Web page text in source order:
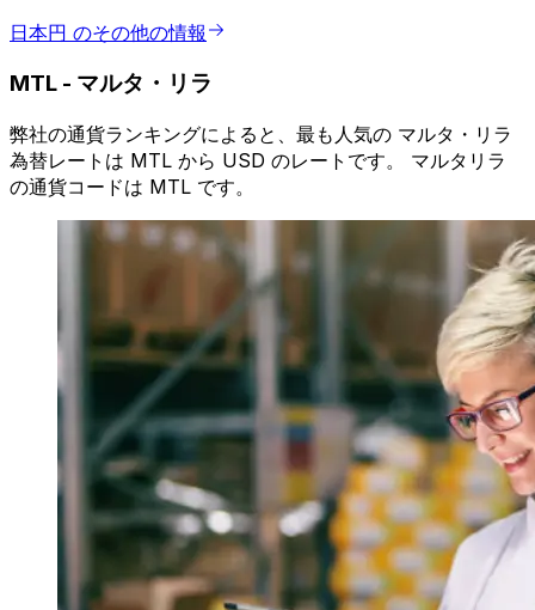
日本円 のその他の情報
MTL - マルタ・リラ
弊社の通貨ランキングによると、最も人気の マルタ・リラ
為替レートは MTL から USD のレートです。 マルタリラ
の通貨コードは MTL です。